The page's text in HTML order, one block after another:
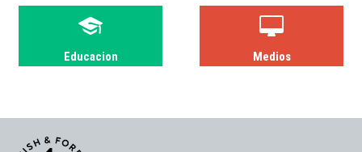
Educacion Medios